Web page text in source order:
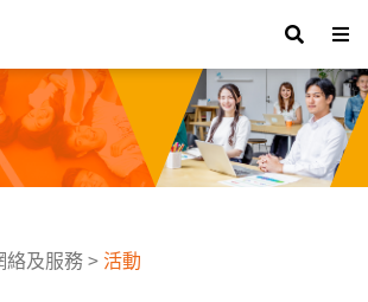
絡及服務>活動